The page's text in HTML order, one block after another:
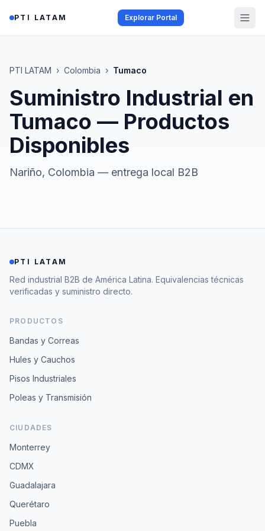
PTI LATAM Explorar Portal
PTI LATAM › Colombia › Tumaco
Suministro Industrial en
Tumaco — Productos
Disponibles
Nariño, Colombia — entrega local B2B
PTI LATAM
Red industrial B2B de América Latina. Equivalencias técnicas
verificadas y suministro directo.
PRODUCTOS
Bandas y Correas
Hules y Cauchos
Pisos Industriales
Poleas y Transmisión
CIUDADES
Monterrey
CDMX
Guadalajara
Querétaro
Puebla